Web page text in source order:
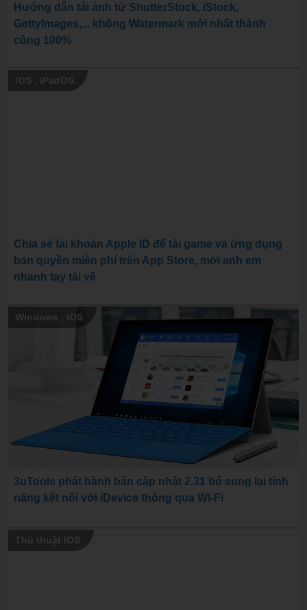
Hướng dẫn tải ảnh từ ShutterStock, iStock,
GettyImages,... không Watermark mới nhất thành
công 100%
iOS , iPadOS
Chia sẻ tài khoản Apple ID để tải game và ứng dụng
bản quyền miễn phí trên App Store, mời anh em
nhanh tay tải về
Windows , iOS
3uTools phát hành bản cập nhật 2.31 bổ sung lại tính
năng kết nối với iDevice thông qua Wi-Fi
Thủ thuật iOS